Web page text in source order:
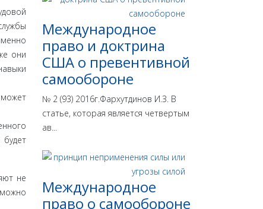
они
не
Международное
право и доктрина
США о превентивной
самообороне
№ 2 (93) 2016г.Фархутдинов И.З. В
статье, которая является четвертым
ав...
Международное
право о самообороне